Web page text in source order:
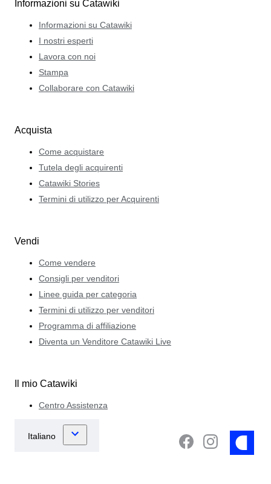
Informazioni su Catawiki
Informazioni su Catawiki
I nostri esperti
Lavora con noi
Stampa
Collaborare con Catawiki
Acquista
Come acquistare
Tutela degli acquirenti
Catawiki Stories
Termini di utilizzo per Acquirenti
Vendi
Come vendere
Consigli per venditori
Linee guida per categoria
Termini di utilizzo per venditori
Programma di affiliazione
Diventa un Venditore Catawiki Live
Il mio Catawiki
Centro Assistenza